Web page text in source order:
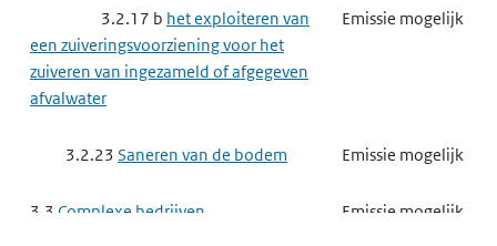
3.3.8 dhet exploiteren van
een ippc-installatie voor het maken
van producten voor
een ippc-installatie voor het maken
3.2.17 b het exploiteren van
een zuiveringsvoorziening voor het
zuiveren van ingezameld of afgegeven
afvalwater
Emissie mogelijk
3.2.23 Saneren van de bodem Emissie mogelijk
3.3 Complexe bedrijven Emissie mogelijk